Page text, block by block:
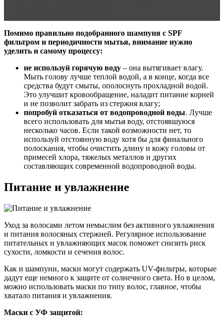
Помимо правильно подобранного шампуня с SPF
фильтром и периодичности мытья, внимание нужно
уделить и самому процессу:
не используй горячую воду – она вытягивает влагу.
Мыть голову лучше теплой водой, а в конце, когда все
средства будут смыты, ополоснуть прохладной водой.
Это улучшит кровообращение, наладит питание корней
и не позволит забрать из стержня влагу;
попробуй отказаться от водопроводной воды. Лучше
всего использовать для мытья воду, отстоявшуюся
несколько часов. Если такой возможности нет, то
используй отстоянную воду хотя бы для финального
полоскания, чтобы очистить длину и кожу головы от
примесей хлора, тяжелых металлов и других
составляющих современной водопроводной воды.
Питание и увлажнение
Уход за волосами летом немыслим без активного увлажнения
и питания волосяных стержней. Регулярное использование
питательных и увлажняющих масок поможет снизить риск
сухости, ломкости и сечения волос.
Как и шампуни, маски могут содержать UV-фильтры, которые
дадут еще немного к защите от солнечного света. Но в целом,
можно использовать маски по типу волос, главное, чтобы
хватало питания и увлажнения.
Маски с УФ защитой: